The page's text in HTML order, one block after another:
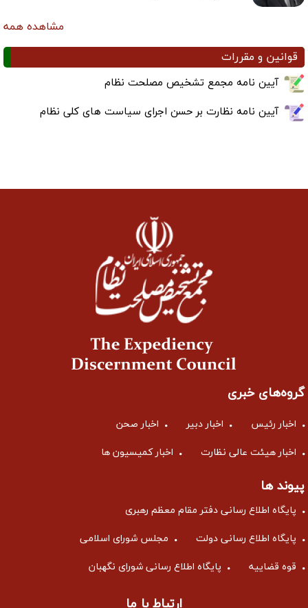
مشاهده همه
قوانین و مقررات
آیین نامه مجمع تشخیص مصلحت نظام
آیین نامه نظارت بر حسن اجرای سیاست های کلی نظام
گروه‌های خبری
اخبار رئیس اخبار دبیر اخبار صحن
اخبار هیئت عالی نظارت اخبار کمیسیون ها
پیوند ها
پایگاه اطلاع رسانی دفتر مقام معظم رهبری
پایگاه اطلاع رسانی دولت مجلس شورای اسلامی
قوه قضاییه پایگاه اطلاع رسانی شورای نگهبان
ارتباط با ما